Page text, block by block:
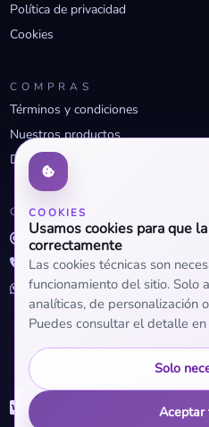
COOKIES
Usamos cookies para que
correctamente
Las cookies técnicas son
funcionamiento del sitio. Solo
analíticas, de personalización
Puedes consultar el detalle
Solo
Aceptar
Política de privacidad
Cookies
COMPRAS
Términos y condiciones
Nuestros productos
Descuentos profesionales
CONTACTO
info@openclima.com
919 32 73 23
+34 623 56 04 93 (WhatsApp)